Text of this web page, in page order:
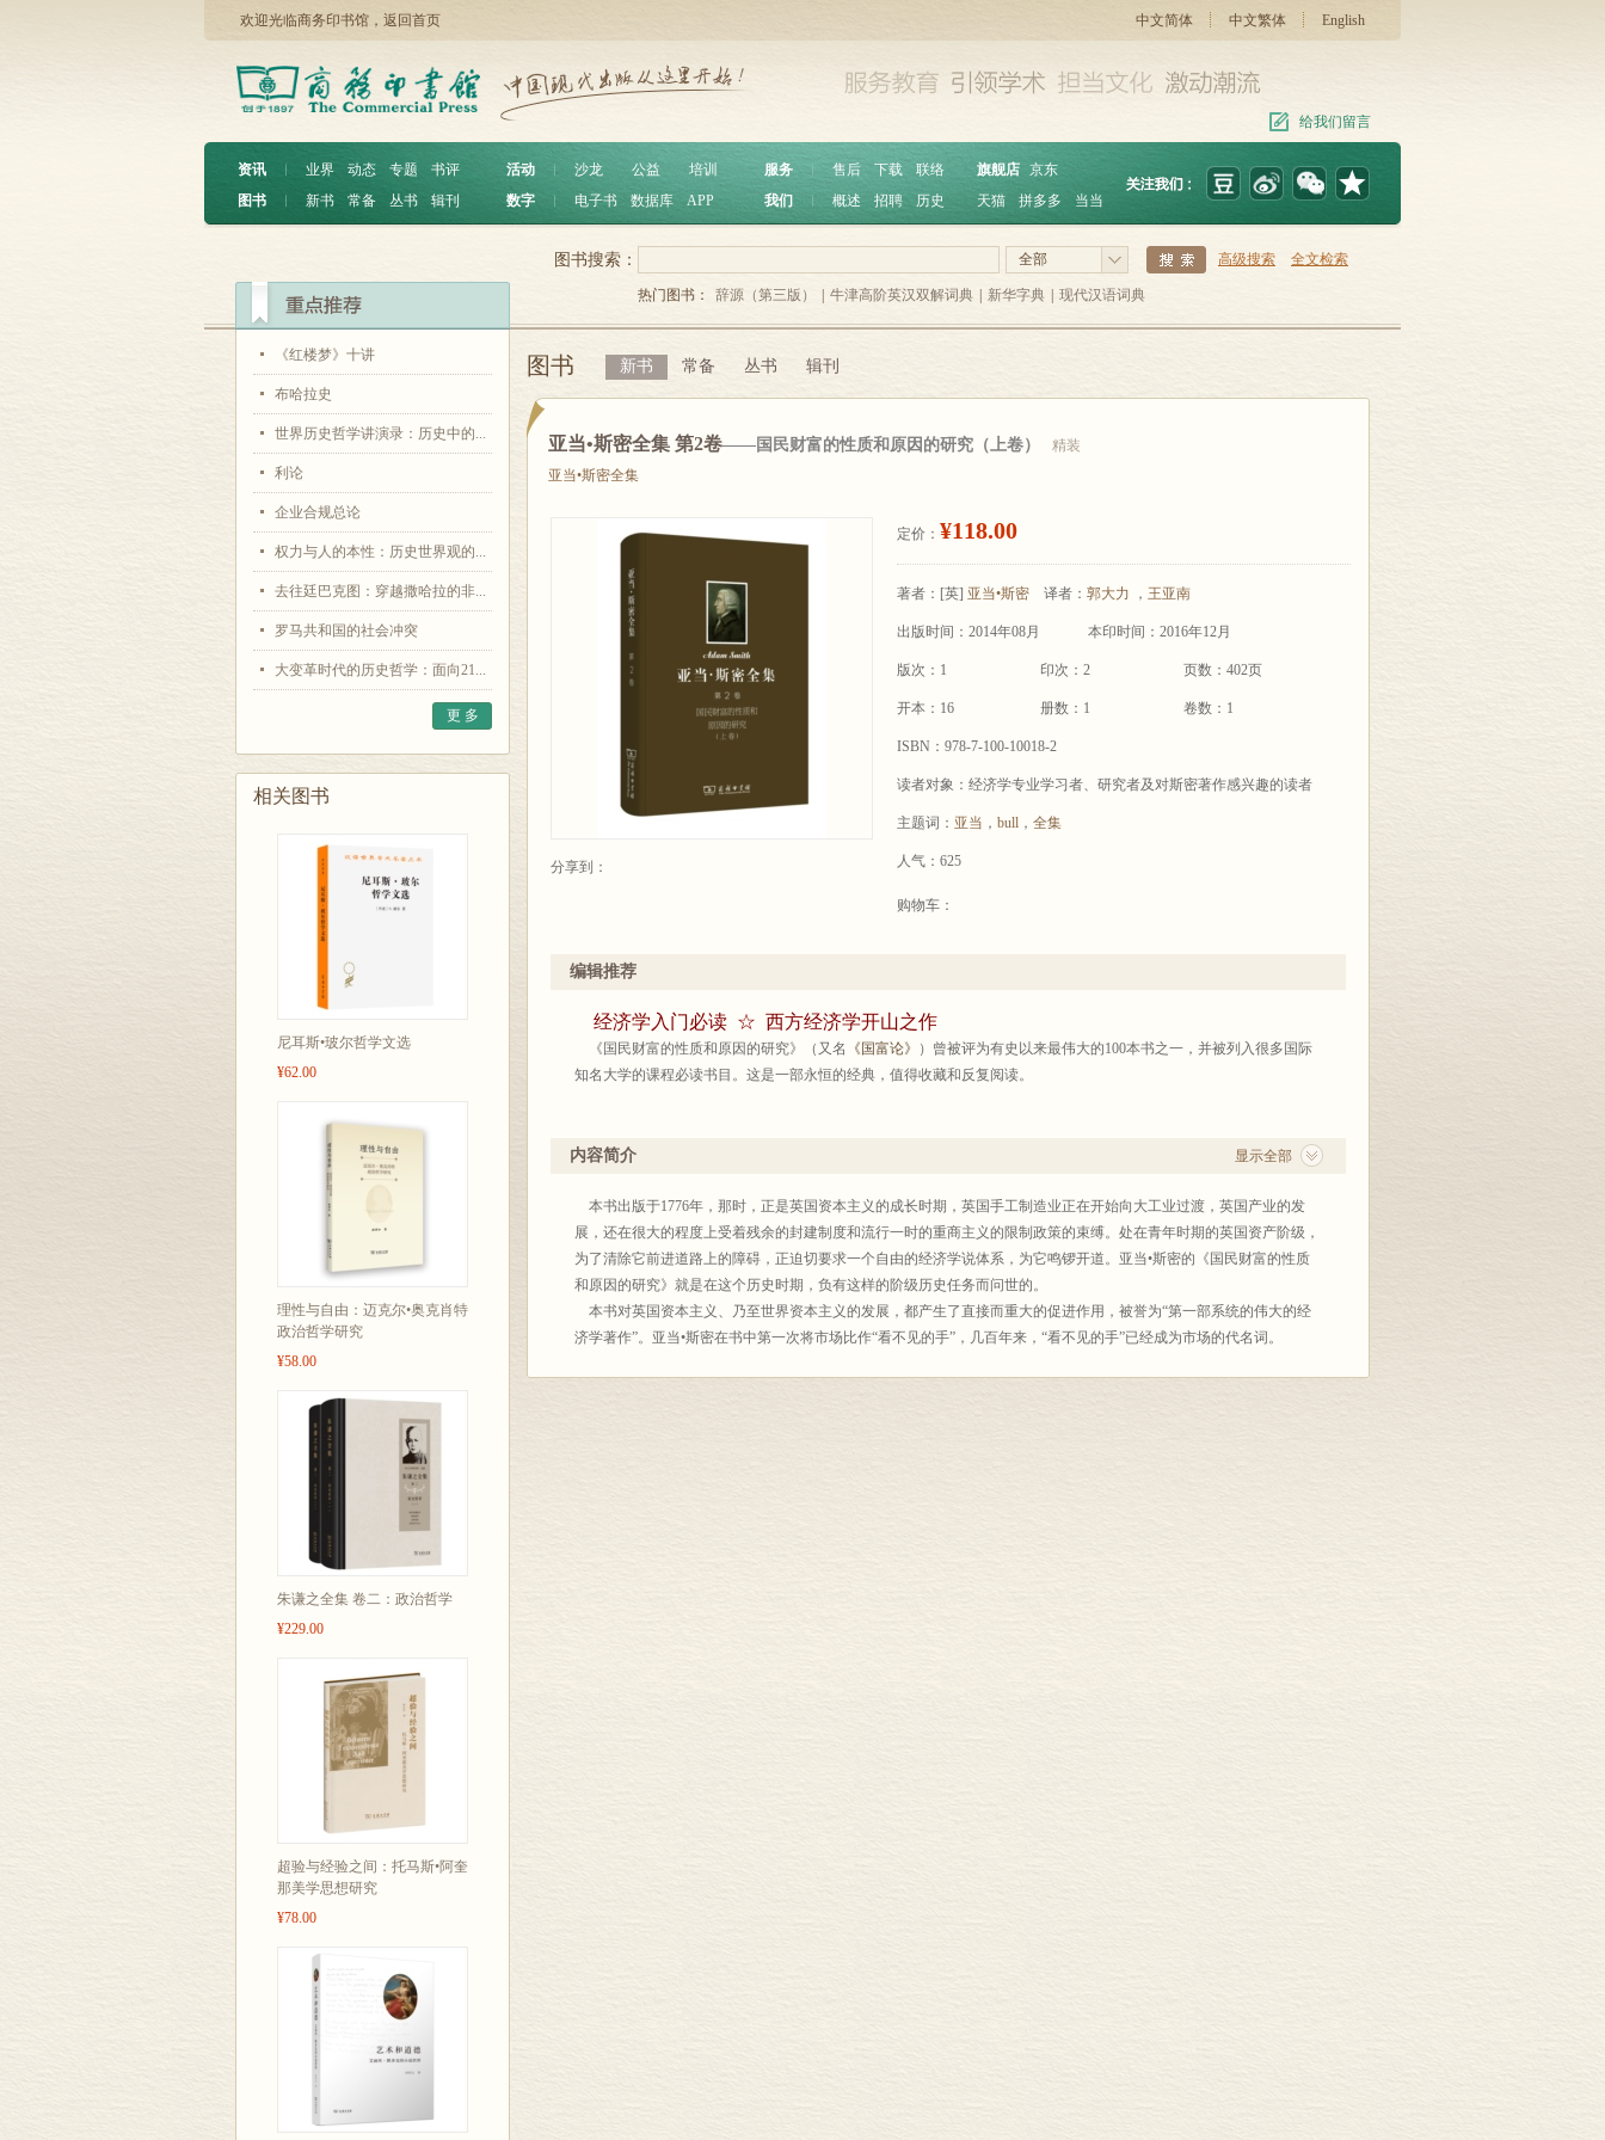
欢迎光临商务印书馆， 返回首页 中文简体 中文繁体 English
给我们留言
资讯 ︱ 业界 动态 专题
书评
图书
︱ 新书 常备 丛书 辑刊
活动 沙龙 公益
培训
数字
电子书 数据库 APP
服务 ︱ 售后 下载
联络
我们
概述 招聘 历史
旗舰店 京东
天猫
拼多多 当当
《红楼梦》十讲
布哈拉史
世界历史哲学讲演录：历史中的...
利论
企业合规总论
权力与人的本性：历史世界观的...
去往廷巴克图：穿越撒哈拉的非...
罗马共和国的社会冲突
大变革时代的历史哲学：面向21...
更 多
相关图书
尼耳斯•玻尔哲学文选
¥62.00
理性与自由：迈克尔•奥克肖特
政治哲学研究
¥58.00
朱谦之全集 卷二：政治哲学
¥229.00
超验与经验之间：托马斯•阿奎
那美学思想研究
¥78.00
全部 高级搜索 全文检索
图书搜索：
热门图书： 辞源（第三版） 牛津高阶英汉双解词典 新华字典 现代汉语词典
图书 新书 常备 丛书 辑刊
亚当•斯密全集 第2卷——国民财富的性质和原因的研究（上卷）
精装
亚当•斯密全集
分享到：
定价： ¥118.00
著者： [英] 亚当•斯密 译者： 郭大力 ， 王亚南
出版时间：2014年08月 本印时间：2016年12月
版次：1 印次：2 页数：402页
开本：16 册数：1 卷数：1
ISBN：978-7-100-10018-2
读者对象：经济学专业学习者、研究者及对斯密著作感兴趣的读者
主题词： 亚当 ， bull ， 全集
人气：625
购物车：
编辑推荐
经济学入门必读 ☆ 西方经济学开山之作
《国民财富的性质和原因的研究》（又名 《国富论》 ）曾被评为有史以来最伟大的100本书之一，并被列入很多国际
知名大学的课程必读书目。这是一部永恒的经典，值得收藏和反复阅读。
显示全部
内容简介
本书出版于1776年，那时，正是英国资本主义的成长时期，英国手工制造业正在开始向大工业过渡，英国产业的发
展，还在很大的程度上受着残余的封建制度和流行一时的重商主义的限制政策的束缚。处在青年时期的英国资产阶级，
为了清除它前进道路上的障碍，正迫切要求一个自由的经济学说体系，为它鸣锣开道。亚当•斯密的《国民财富的性质
和原因的研究》就是在这个历史时期，负有这样的阶级历史任务而问世的。
本书对英国资本主义、乃至世界资本主义的发展，都产生了直接而重大的促进作用，被誉为“第一部系统的伟大的经
济学著作”。亚当•斯密在书中第一次将市场比作“看不见的手”，几百年来，“看不见的手”已经成为市场的代名词。